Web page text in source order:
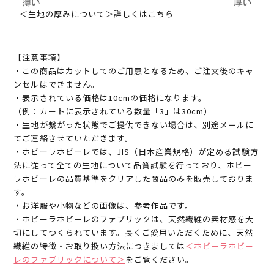
＜生地の厚みについて＞詳しくはこちら
【注意事項】
・この商品はカットしてのご用意となるため、ご注文後のキャ
ンセルはできません。
・表示されている価格は10cmの価格になります。
（例：カートに表示されている数量「3」は30cm）
・生地が繋がった状態でご提供できない場合は、別途メールに
てご連絡させていただきます。
・ホビーラホビーレでは、JIS（日本産業規格）が定める試験方
法に従って全ての生地について品質試験を行っており、ホビー
ラホビーレの品質基準をクリアした商品のみを販売しておりま
す。
・お洋服や小物などの画像は、参考作品です。
・ホビーラホビーレのファブリックは、天然繊維の素材感を大
切にしてつくられています。長くご愛用いただくために、天然
繊維の特徴・お取り扱い方法につきましては＜ホビーラホビー
レのファブリックについて＞ をご覧ください。